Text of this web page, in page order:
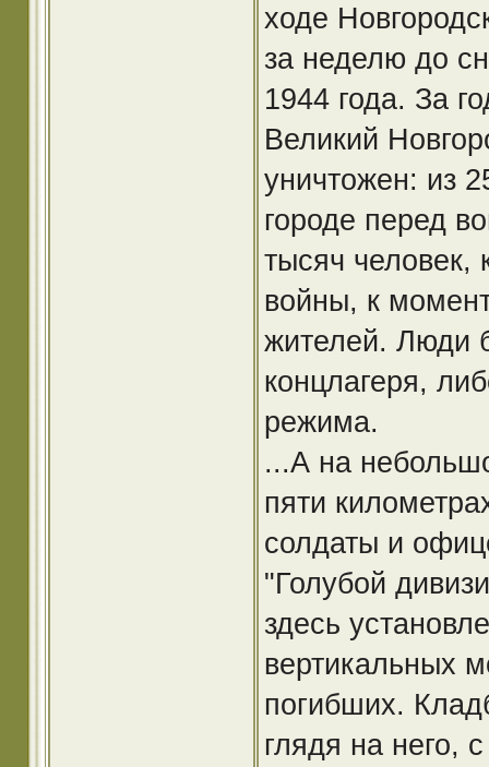
ходе
за неделю до
1944 года. За
Великий
уничтожен: из
городе перед
тысяч человек,
войны, к
жителей. Люди
концлагеря,
режима.
...А на
пяти
солдаты и
"Голубой
здесь
вертикальных
погибших.
глядя на него,